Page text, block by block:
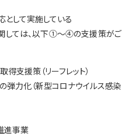
して実施している
しては、以下①～④の支援策がご
支援策（リーフレット）
力化（新型コロナウイルス感染
進事業